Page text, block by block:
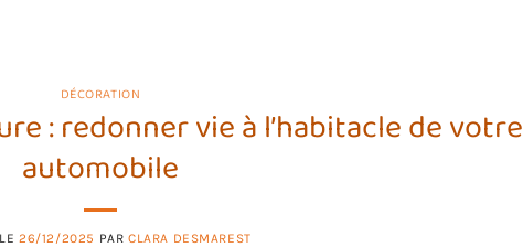
DÉCORATION
: redonner vie à l’habitacle de votre
automobile
26/12/2025 PAR CLARA DESMAREST